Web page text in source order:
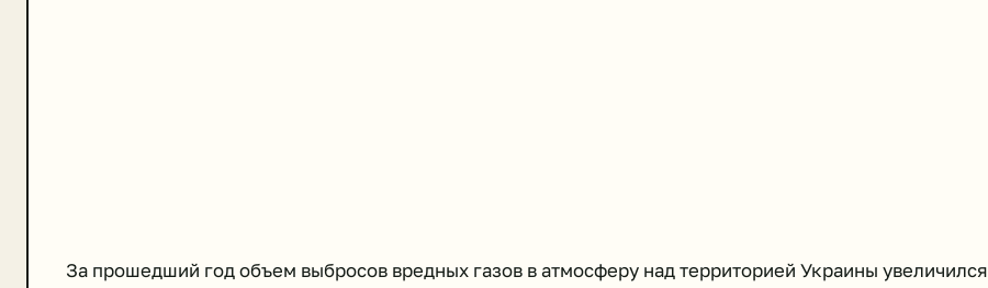
За прошедший год объем выбросов вредных газов в атмосферу над территорией Украины увеличился